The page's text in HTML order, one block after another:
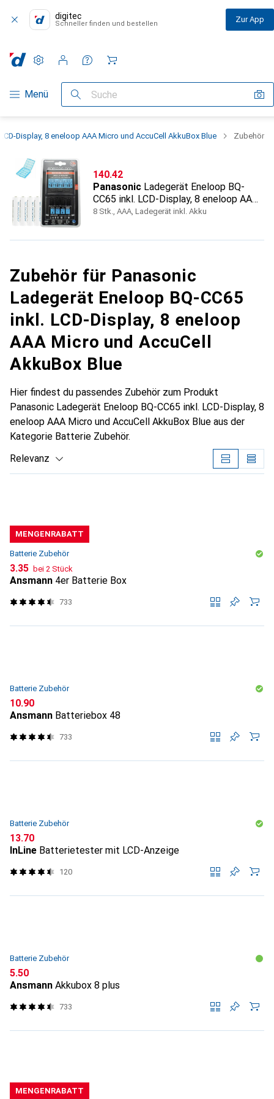
digitec
Schneller finden und bestellen Zur App
Navigation nach Kategorien
Menü Suche
Einstellungen
Kundenkonto
Vergleichslisten
Merklisten
Warenkorb
Display, 8 eneloop AAA Micro und AccuCell AkkuBox Blue Zubehör
CHF
140.42
Panasonic Ladegerät Eneloop BQ-
CC65 inkl. LCD-Display, 8 eneloop AAA
Micro und AccuCell AkkuBox Blue
8 Stk., AAA, Ladegerät inkl. Akku
Zubehör für Panasonic
Ladegerät Eneloop BQ-CC65
inkl. LCD-Display, 8 eneloop
AAA Micro und AccuCell
AkkuBox Blue
Hier findest du passendes Zubehör zum Produkt
Panasonic Ladegerät Eneloop BQ-CC65 inkl. LCD-Display, 8
eneloop AAA Micro und AccuCell AkkuBox Blue aus der
Kategorie Batterie Zubehör.
Relevanz
MENGENRABATT
Batterie Zubehör
CHF
3.35 bei 2 Stück
Ansmann 4er Batterie Box
733
Batterie Zubehör
CHF
10.90
Ansmann Batteriebox 48
733
Batterie Zubehör
CHF
13.70
InLine Batterietester mit LCD-Anzeige
120
Batterie Zubehör
CHF
5.50
Ansmann Akkubox 8 plus
733
MENGENRABATT